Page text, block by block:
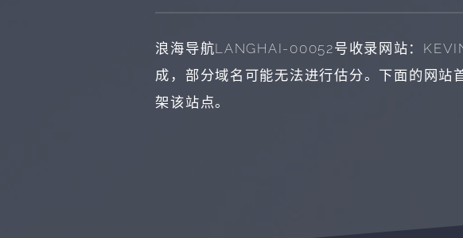
浪海导航LANGHAI-00052号收录网站：
成，部分域名可能无法进行估分。下面的网
架该站点。